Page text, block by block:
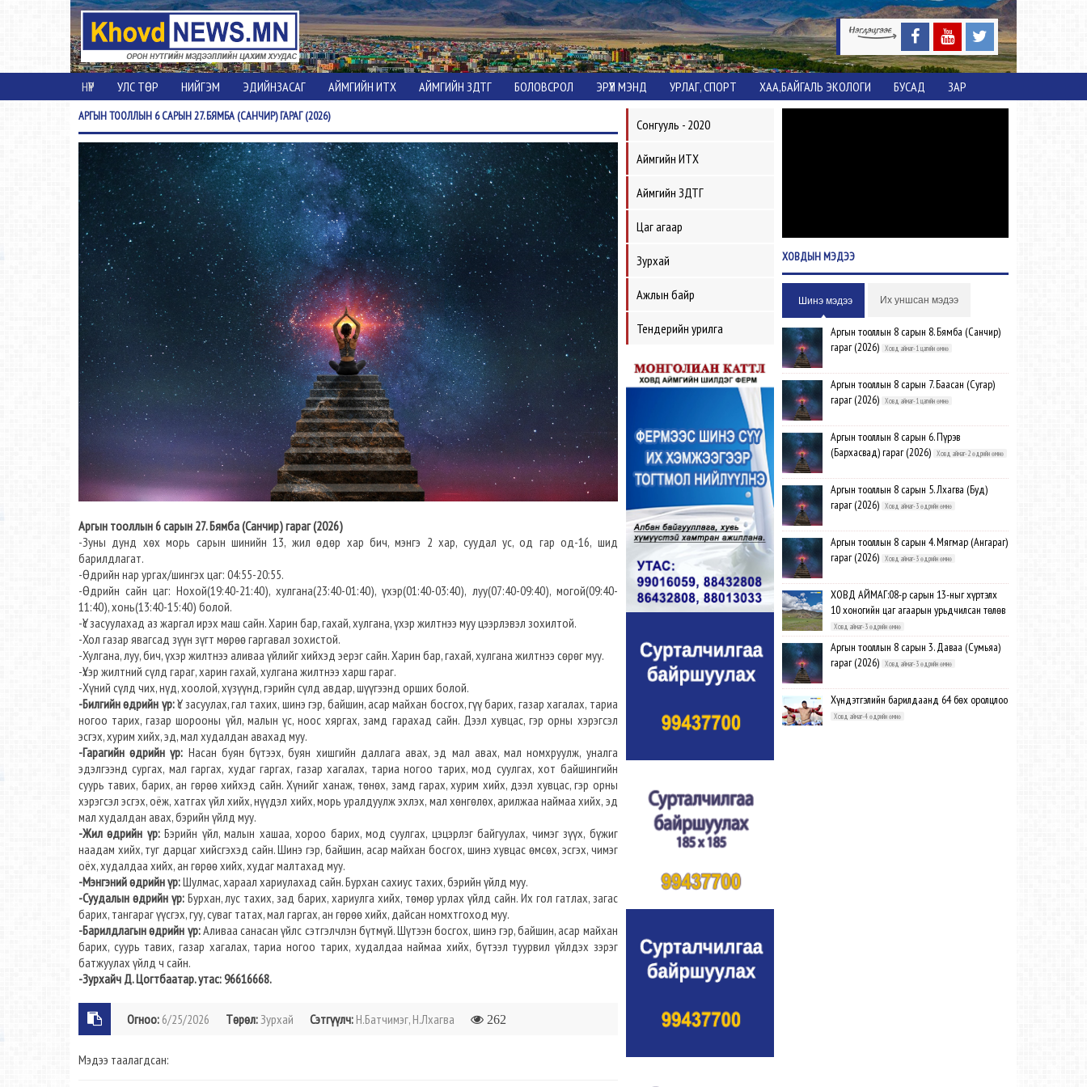
НҮҮР УЛС ТӨР НИЙГЭМ ЭДИЙНЗАСАГ АЙМГИЙН ИТХ АЙМГИЙН ЗДТГ БОЛОВСРОЛ ЭРҮҮЛ МЭНД УРЛАГ, СПОРТ ХАА,БАЙГАЛЬ ЭКОЛОГИ БУСАД ЗАР
АРГЫНТООЛЛЫН 6 САРЫН 27. БЯМБА (САНЧИР) ГАРАГ (2026)
Аргын тооллын 6 сарын 27. Бямба (Санчир) гараг (2026)
-Зуны дунд хөх морь сарын шинийн 13, жил өдөр хар бич, мэнгэ 2 хар, суудал ус, од гар од-16, шид
барилдлагат.
-Өдрийн нар ургах/шингэх цаг: 04:55-20:55.
-Өдрийн сайн цаг: Нохой(19:40-21:40), хулгана(23:40-01:40), үхэр(01:40-03:40), луу(07:40-09:40), могой(09:40-
11:40), хонь(13:40-15:40) болой.
-Үс засуулахад аз жаргал ирэх маш сайн. Харин бар, гахай, хулгана, үхэр жилтнээ муу цээрлэвэл зохилтой.
-Хол газар явагсад зүүн зүгт мөрөө гаргавал зохистой.
-Хулгана, луу, бич, үхэр жилтнээ аливаа үйлийг хийхэд эерэг сайн. Харин бар, гахай, хулгана жилтнээ сөрөг муу.
-Үхэр жилтний сүлд гараг, харин гахай, хулгана жилтнээ харш гараг.
-Хүний сүлд чих, нүд, хоолой, хүзүүнд, гэрийн сүлд авдар, шүүгээнд орших болой.
-Билгийн өдрийн үр:Үс засуулах, гал тахих, шинэ гэр, байшин, асар майхан босгох, гүү барих, газар хагалах, тариа
ногоо тарих, газар шорооны үйл, малын үс, ноос хяргах, замд гарахад сайн. Дээл хувцас, гэр орны хэрэгсэл
эсгэх, хурим хийх, эд, мал худалдан авахад муу.
-Гарагийн өдрийн үр: Насан буян бүтээх, буян хишгийн даллага авах, эд мал авах, мал номхруулж, уналга
эдэлгээнд сургах, мал гаргах, худаг гаргах, газар хагалах, тариа ногоо тарих, мод суулгах, хот байшингийн
суурь тавих, барих, ан гөрөө хийхэд сайн. Хүнийг ханаж, төнөх, замд гарах, хурим хийх, дээл хувцас, гэр орны
хэрэгсэл эсгэх, оёж, хатгах үйл хийх, нүүдэл хийх, морь уралдуулж эхлэх, мал хөнгөлөх, арилжаа наймаа хийх, эд
мал худалдан авах, бэрийн үйлд муу.
-Жил өдрийн үр:Бэрийн үйл, малын хашаа, хороо барих, мод суулгах, цэцэрлэг байгуулах, чимэг зүүх, бүжиг
наадам хийх, туг дарцаг хийсгэхэд сайн. Шинэ гэр, байшин, асар майхан босгох, шинэ хувцас өмсөх, эсгэх, чимэг
оёх, худалдаа хийх, ан гөрөө хийх, худаг малтахад муу.
-Мэнгэний өдрийн үр:Шулмас, хараал хариулахад сайн. Бурхан сахиус тахих, бэрийн үйлд муу.
-Суудалын өдрийн үр:Бурхан, лус тахих, зад барих, хариулга хийх, төмөр урлах үйлд сайн. Их гол гатлах, загас
барих, тангараг үүсгэх, гуу, суваг татах, мал гаргах, ан гөрөө хийх, дайсан номхтгоход муу.
-Барилдлагын өдрийн үр:Аливаа санасан үйлс сэтгэлчлэн бүтмүй. Шүтээн босгох, шинэ гэр, байшин, асар майхан
барих, суурь тавих, газар хагалах, тариа ногоо тарих, худалдаа наймаа хийх, бүтээл туурвил үйлдэх зэрэг
батжуулах үйлд ч сайн.
-Зурхайч Д. Цогтбаатар. утас: 96616668.
Огноо: 6/25/2026 Төрөл:Зурхай Сэтгүүлч: Н.Батчимэг, Н.Лхагва 262
Мэдээ таалагдсан:
Сонгууль - 2020
Аймгийн ИТХ
Аймгийн ЗДТГ
Цаг агаар
Зурхай
Ажлын байр
Тендерийн урилга
ХОВДЫНМЭДЭЭ
Шинэ мэдээ Их уншсан мэдээ
Аргын тооллын 8 сарын 8. Бямба (Санчир)
гараг (2026)
Ховд аймаг-1 цагийн өмнө
Аргын тооллын 8 сарын 7. Баасан (Сугар)
гараг (2026)
Ховд аймаг-1 цагийн өмнө
Аргын тооллын 8 сарын 6. Пүрэв
(Бархасвад) гараг (2026)
Ховд аймаг-2 өдрийн өмнө
Аргын тооллын 8 сарын 5. Лхагва (Буд)
гараг (2026)
Ховд аймаг-3 өдрийн өмнө
Аргын тооллын 8 сарын 4. Мягмар (Ангараг)
гараг (2026)
Ховд аймаг-3 өдрийн өмнө
ХОВД АЙМАГ:08-р сарын 13-ныг хүртэлх
10 хоногийн цаг агаарын урьдчилсан төлөв
Ховд аймаг-3 өдрийн өмнө
Аргын тооллын 8 сарын 3. Даваа (Сумьяа)
гараг (2026)
Ховд аймаг-3 өдрийн өмнө
Хүндэтгэлийн барилдаанд 64 бөх оролцлоо
Ховд аймаг-4 өдрийн өмнө